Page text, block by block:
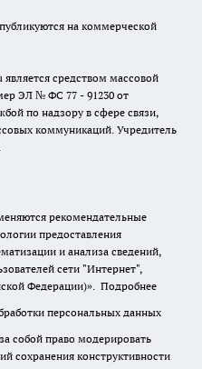
на коммерческой
средством массовой
ЭЛ № ФС 77 - 91230 от
по надзору в сфере связи,
коммуникаций. Учредитель
рекомендательные
предоставления
и анализа сведений,
сети "Интернет",
Федерации)». Подробнее
персональных данных
собой право модерировать
сохранения конструктивности